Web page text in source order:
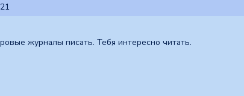
журналы писать. Тебя интересно читать.